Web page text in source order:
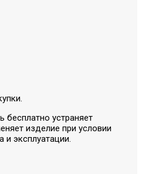
бесплатно устраняет
изделие при условии
эксплуатации.